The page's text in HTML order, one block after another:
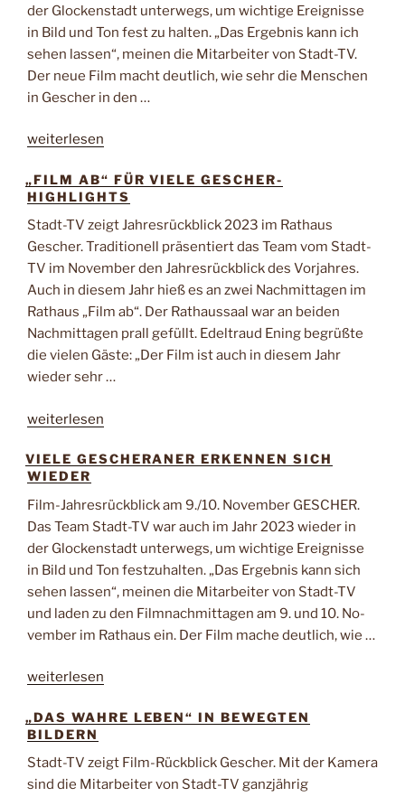
Erinnerung“
der Glockenstadt unterwegs, um wichtige Ereignisse
in Bild und Ton fest zu halten. „Das Ergebnis kann ich
sehen lassen“, meinen die Mitarbeiter von Stadt-TV.
Der neue Film macht deutlich, wie sehr die Menschen
in Gescher in den …
„Von
bis
Demo,
von
Begrüßung
bis
Abschied“
weiterlesen
„FILM AB“ FÜR VIELE GESCHER-
HIGHLIGHTS
Stadt-TV zeigt Jahresrückblick 2023 im Rathaus
Gescher. Traditionell präsentiert das Team vom Stadt-
TV im November den Jahresrückblick des Vorjahres.
Auch in diesem Jahr hieß es an zwei Nachmittagen im
Rathaus „Film ab“. Der Rathaussaal war an beiden
Nachmittagen prall gefüllt. Edeltraud Ening begrüßte
die vielen Gäste: „Der Film ist auch in diesem Jahr
wieder sehr …
„„Film
für
viele
Gescher-
Highlights“
weiterlesen
VIELE GESCHERANER ERKENNEN SICH
WIEDER
Film-Jahresrückblick am 9./10. November GESCHER.
Das Team Stadt-TV war auch im Jahr 2023 wie­der in
der Glockenstadt un­terwegs, um wichtige Ereig­nisse
in Bild und Ton festzu­halten. „Das Ergebnis kann sich
sehen lassen“, meinen die Mitarbeiter von Stadt-TV
und laden zu den Filmnach­mittagen am 9. und 10. No­
vember im Rathaus ein. Der Film mache deutlich, wie …
„Viele
erkennen
sich
wieder“
weiterlesen
„DAS WAHRE LEBEN“ IN BEWEGTEN
BILDERN
Stadt-TV zeigt Film-Rückblick Gescher. Mit der Kamera
sind die Mitarbeiter von Stadt-TV ganzjährig